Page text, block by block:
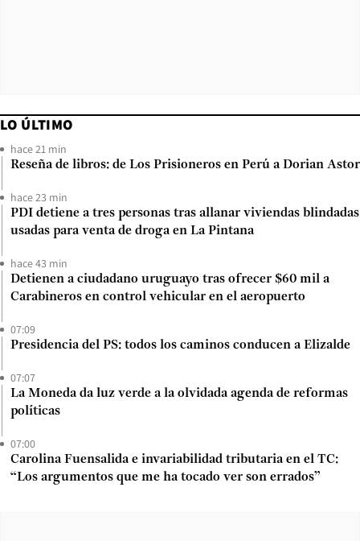
LO ÚLTIMO
hace 21 min
Reseña de libros: de Los Prisioneros en Perú a Dorian Astor
hace 23 min
PDI detiene a tres personas tras allanar viviendas blindadas
usadas para venta de droga en La Pintana
hace 43 min
Detienen a ciudadano uruguayo tras ofrecer $60 mil a
Carabineros en control vehicular en el aeropuerto
07:09
Presidencia del PS: todos los caminos conducen a Elizalde
07:07
La Moneda da luz verde a la olvidada agenda de reformas
políticas
07:00
Carolina Fuensalida e invariabilidad tributaria en el TC:
“Los argumentos que me ha tocado ver son errados”